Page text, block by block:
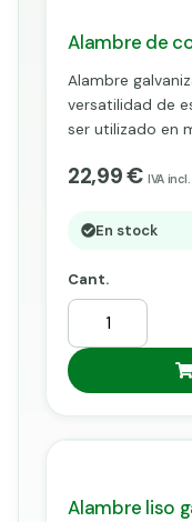
Alambre de
Alambre
versatilidad de
ser utilizado en
de postes, etc.
22,99 € IVA incl.
En stock
Cant.
Alambre liso